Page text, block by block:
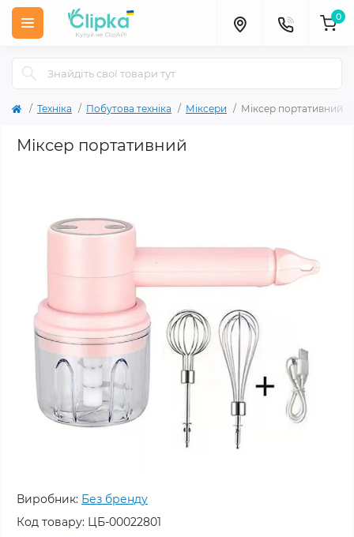
0
Техніка Побутова техніка Міксери Міксер портативний
Міксер портативний
Виробник: Без бренду
Код товару: ЦБ-00022801